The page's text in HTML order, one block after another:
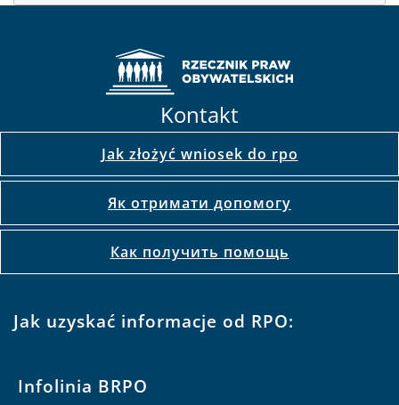
Kontakt
Jak złożyć wniosek do rpo
Як отримати допомогу
Как получить помощь
Jak uzyskać informacje od RPO:
Infolinia BRPO